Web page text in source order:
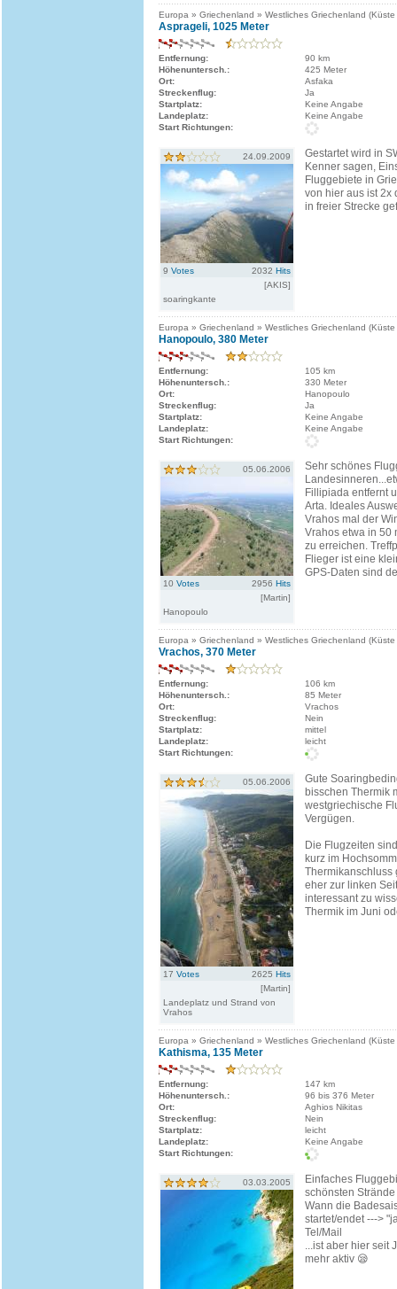
Europa » Griechenland » Westliches Griechenland
Asprageli, 1025 Meter
Entfernung:
90 km
Höhenuntersch.:
425 Meter
Ort:
Asfaka
Streckenflug:
Ja
Startplatz:
Keine Angabe
Landeplatz:
Keine Angabe
Start Richtungen:
24.09.2009
9 Votes 2032 Hits
[AKIS]
soaringkante
Gestartet wird in
Kenner sagen,
Fluggebiete in
von hier aus ist 2x
in freier Strecke
Europa » Griechenland » Westliches Griechenland
Hanopoulo, 380 Meter
Entfernung:
105 km
Höhenuntersch.:
330 Meter
Ort:
Hanopoulo
Streckenflug:
Ja
Startplatz:
Keine Angabe
Landeplatz:
Keine Angabe
Start Richtungen:
05.06.2006
10 Votes 2956 Hits
[Martin]
Hanopoulo
Sehr schönes
Fillipiada entfernt
Arta. Ideales
Vrahos mal der
Vrahos etwa in 50
zu erreichen.
Flieger ist eine
GPS-Daten sind
Europa » Griechenland » Westliches Griechenland
Vrachos, 370 Meter
Entfernung:
106 km
Höhenuntersch.:
85 Meter
Ort:
Vrachos
Streckenflug:
Nein
Startplatz:
mittel
Landeplatz:
leicht
Start Richtungen:
05.06.2006
17 Votes 2625 Hits
[Martin]
Landeplatz und Strand von
Vrahos
Gute
bisschen Thermik
westgriechische
Vergügen.
Die Flugzeiten
kurz im
Thermikanschluss
eher zur linken
interessant zu
Thermik im Juni
Europa » Griechenland » Westliches Griechenland
Kathisma, 135 Meter
Entfernung:
147 km
Höhenuntersch.:
96 bis 376 Meter
Ort:
Aghios Nikitas
Streckenflug:
Nein
Startplatz:
leicht
Landeplatz:
Keine Angabe
Start Richtungen:
03.03.2005
Einfaches
schönsten
Wann die
startet/endet --->
Tel/Mail
...ist aber hier seit
mehr aktiv 😪